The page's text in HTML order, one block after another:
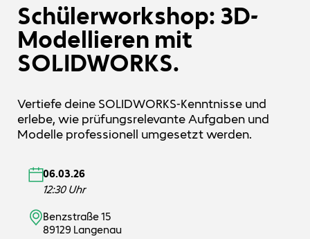
Schülerworkshop: 3D-
Modellieren mit
SOLIDWORKS.
Vertiefe deine SOLIDWORKS-Kenntnisse und
erlebe, wie prüfungsrelevante Aufgaben und
Modelle professionell umgesetzt werden.
06.03.26
12:30 Uhr
Benzstraße 15
89129 Langenau